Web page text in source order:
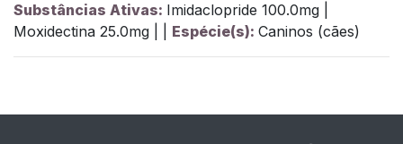
Substâncias Ativas: Imidaclopride 100.0mg
Moxidectina 25.0mg Espécie(s): Caninos (cães)